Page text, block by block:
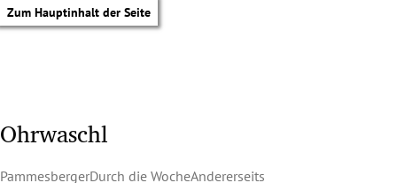
Zum Hauptinhalt der Seite
Ohrwaschl
PammesbergerDurch die WocheAndererseits